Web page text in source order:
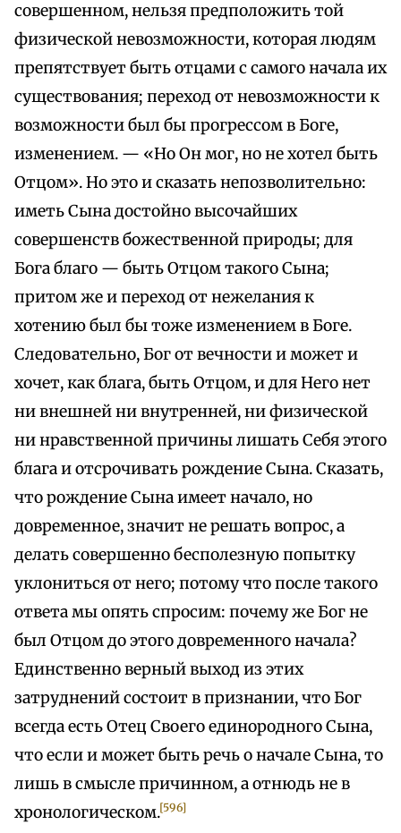
совершенном, нельзя предположить той
физической невозможности, которая людям
препятствует быть отцами с самого начала их
существования; переход от невозможности к
возможности был бы прогрессом в Боге,
изменением. — «Но Он мог, но не хотел быть
Отцом». Но это и сказать непозволительно:
иметь Сына достойно высочайших
совершенств божественной природы; для
Бога благо — быть Отцом такого Сына;
притом же и переход от нежелания к
хотению был бы тоже изменением в Боге.
Следовательно, Бог от вечности и может и
хочет, как блага, быть Отцом, и для Него нет
ни внешней ни внутренней, ни физической
ни нравственной причины лишать Себя этого
блага и отсрочивать рождение Сына. Сказать,
что рождение Сына имеет начало, но
довременное, значит не решать вопрос, а
делать совершенно бесполезную попытку
уклониться от него; потому что после такого
ответа мы опять спросим: почему же Бог не
был Отцом до этого довременного начала?
Единственно верный выход из этих
затруднений состоит в признании, что Бог
всегда есть Отец Своего единородного Сына,
что если и может быть речь о начале Сына, то
лишь в смысле причинном, а отнюдь не в
хронологическом.[596]